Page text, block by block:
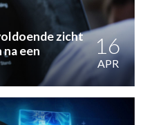
zicht
een
16
APR